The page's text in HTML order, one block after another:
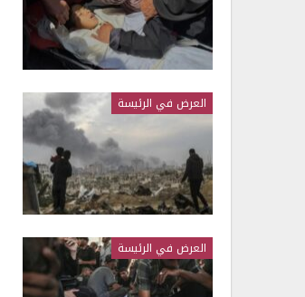
العرض في الرئيسة
العرض في الرئيسة